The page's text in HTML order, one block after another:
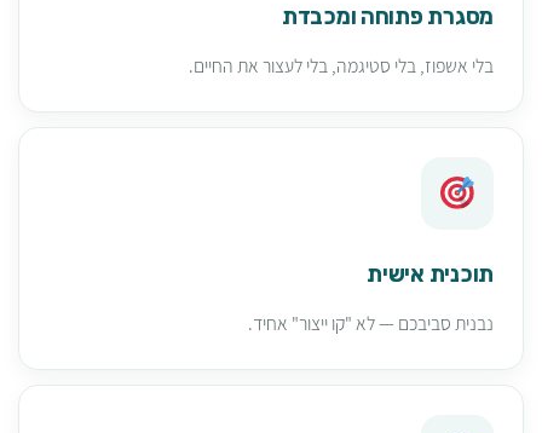
מסגרת פתוחה ומכבדת
בלי אשפוז, בלי סטיגמה, בלי לעצור את החיים.
תוכנית אישית
נבנית סביבכם — לא "קו ייצור" אחיד.